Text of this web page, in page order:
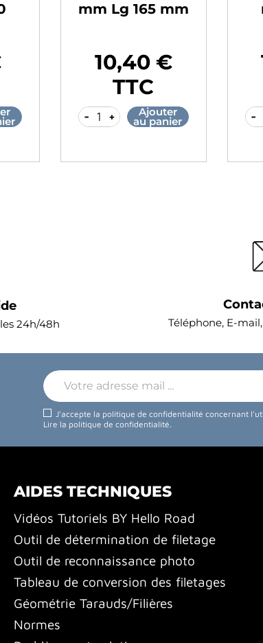
mm Lg 165 mm
10,40 €
TTC
- + Ajouter
au panier -
24h/48h Téléphone, E-
J'accepte la politique de confidentialité concernant
Lire la politique de confidentialité.
AIDES TECHNIQUES
Vidéos Tutoriels BY Hello Road
Outil de détermination de filetage
Outil de reconnaissance photo
Tableau de conversion des filetages
Géométrie Tarauds/Filières
Normes